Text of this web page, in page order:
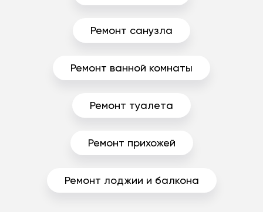
Ремонт санузла
Ремонт ванной комнаты
Ремонт туалета
Ремонт прихожей
Ремонт лоджии и балкона